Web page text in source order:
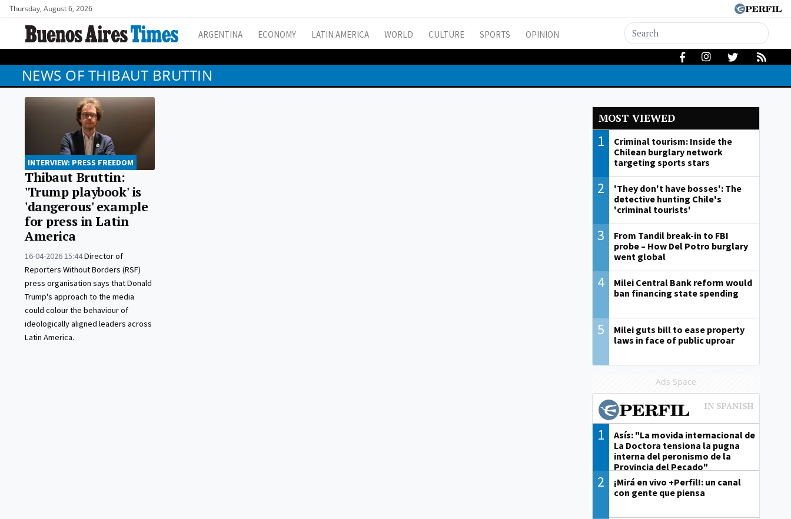
Thursday, August 6, 2026
ARGENTINA ECONOMY LATIN AMERICA WORLD CULTURE SPORTS OPINION
NEWS OF THIBAUT BRUTTIN
INTERVIEW: PRESS FREEDOM
Thibaut Bruttin:
'Trump playbook' is
'dangerous' example
for press in Latin
America
16-04-2026 15:44Director of
Reporters Without Borders (RSF)
press organisation says that Donald
Trump's approach to the media
could colour the behaviour of
ideologically aligned leaders across
Latin America.
MOST VIEWED
1
Criminal tourism: Inside the
Chilean burglary network
targeting sports stars
2
'They don't have bosses': The
detective hunting Chile's
'criminal tourists'
3
From Tandil break-in to FBI
probe – How Del Potro burglary
went global
4
Milei Central Bank reform would
ban financing state spending
5
Milei guts bill to ease property
laws in face of public uproar
Ads Space
1
Asís: "La movida internacional de
La Doctora tensiona la pugna
interna del peronismo de la
Provincia del Pecado"
2
¡Mirá en vivo +Perfil!: un canal
con gente que piensa